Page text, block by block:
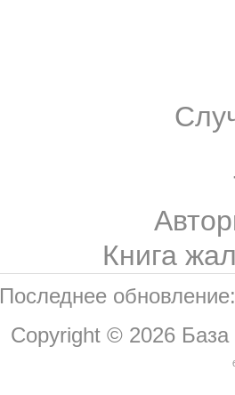
Книга
Последнее
Copyright © 2026 База